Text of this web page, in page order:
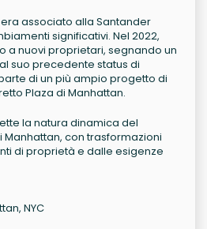
associato alla Santander
significativi. Nel 2022,
a nuovi proprietari, segnando un
suo precedente status di
di un più ampio progetto di
Plaza di Manhattan.
la natura dinamica del
con trasformazioni
di proprietà e dalle esigenze
NYC